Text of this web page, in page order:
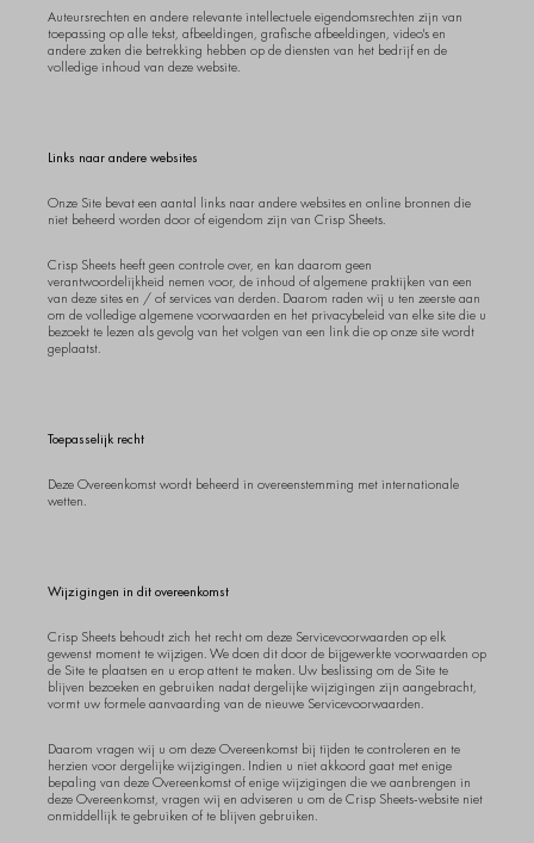
Auteursrechten en andere relevante intellectuele eigendomsrechten zijn van
toepassing op alle tekst, afbeeldingen, grafische afbeeldingen, video's en
andere zaken die betrekking hebben op de diensten van het bedrijf en de
volledige inhoud van deze website.
Links naar andere websites
Onze Site bevat een aantal links naar andere websites en online bronnen die
niet beheerd worden door of eigendom zijn van Crisp Sheets.
Crisp Sheets heeft geen controle over, en kan daarom geen
verantwoordelijkheid nemen voor, de inhoud of algemene praktijken van een
van deze sites en / of services van derden. Daarom raden wij u ten zeerste aan
om de volledige algemene voorwaarden en het privacybeleid van elke site die u
bezoekt te lezen als gevolg van het volgen van een link die op onze site wordt
geplaatst.
Toepasselijk recht
Deze Overeenkomst wordt beheerd in overeenstemming met internationale
wetten.
Wijzigingen in dit overeenkomst
Crisp Sheets behoudt zich het recht om deze Servicevoorwaarden op elk
gewenst moment te wijzigen. We doen dit door de bijgewerkte voorwaarden op
de Site te plaatsen en u erop attent te maken. Uw beslissing om de Site te
blijven bezoeken en gebruiken nadat dergelijke wijzigingen zijn aangebracht,
vormt uw formele aanvaarding van de nieuwe Servicevoorwaarden.
Daarom vragen wij u om deze Overeenkomst bij tijden te controleren en te
herzien voor dergelijke wijzigingen. Indien u niet akkoord gaat met enige
bepaling van deze Overeenkomst of enige wijzigingen die we aanbrengen in
deze Overeenkomst, vragen wij en adviseren u om de Crisp Sheets-website niet
onmiddellijk te gebruiken of te blijven gebruiken.